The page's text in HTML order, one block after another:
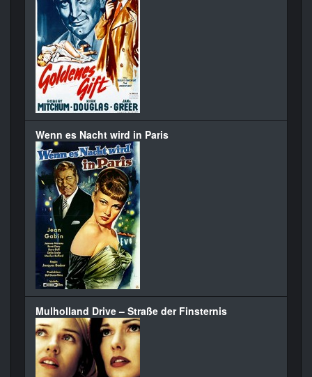
Wenn es Nacht wird in Paris
Mulholland Drive – Straße der Finsternis